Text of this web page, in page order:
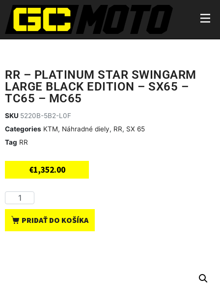
RR – PLATINUM STAR SWINGARM
LARGE BLACK EDITION – SX65 –
TC65 – MC65
SKU 5220B-5B2-L0F
Categories KTM, Náhradné diely, RR, SX 65
Tag RR
€1,352.00
PRIDAŤ DO KOŠÍKA